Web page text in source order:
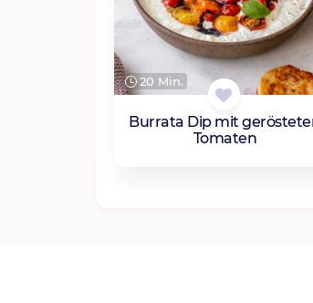
20 Min.
Burrata Dip mit
Tomaten